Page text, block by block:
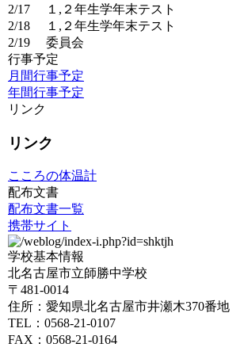
2/17
１,２年生学年末テスト
2/18
１,２年生学年末テスト
2/19
委員会
行事予定
月間行事予定
年間行事予定
リンク
リンク
こころの体温計
配布文書
配布文書一覧
携帯サイト
学校基本情報
北名古屋市立師勝中学校
〒481-0014
住所：愛知県北名古屋市井瀬木370番地
TEL：0568-21-0107
FAX：0568-21-0164